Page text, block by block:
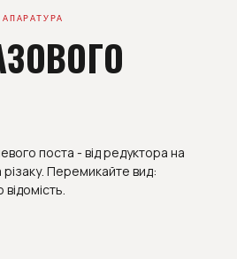
поста - від редуктора на
Перемикайте вид: